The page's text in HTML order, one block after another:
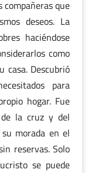
que
deseos. La
haciéndose
como
casa. Descubrió
para
hogar. Fue
la cruz y del
morada en el
reservas. Solo
se puede